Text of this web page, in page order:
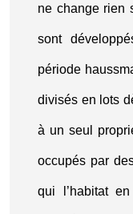
ne change rien
sont
période
divisés en lots
à un seul
occupés par
qui l’habitat